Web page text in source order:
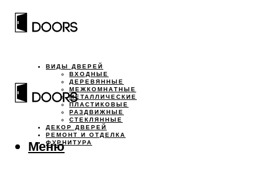
ВИДЫ ДВЕРЕЙ
ВХОДНЫЕ
ДЕРЕВЯННЫЕ
МЕЖКОМНАТНЫЕ
МЕТАЛЛИЧЕСКИЕ
ПЛАСТИКОВЫЕ
РАЗДВИЖНЫЕ
СТЕКЛЯННЫЕ
ДЕКОР ДВЕРЕЙ
РЕМОНТ И ОТДЕЛКА
ФУРНИТУРА
Меню